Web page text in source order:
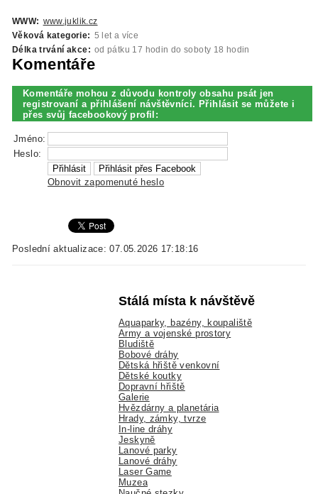
WWW: www.juklik.cz
Věková kategorie: 5 let a více
Délka trvání akce: od pátku 17 hodin do soboty 18 hodin
Komentáře
Komentáře mohou z důvodu kontroly obsahu psát jen
registrovaní a přihlášení návštěvníci. Přihlásit se můžete i
přes svůj facebookový profil:
Jméno:
Heslo:
Obnovit zapomenuté heslo
Poslední aktualizace: 07.05.2026 17:18:16
Stálá místa k návštěvě
Aquaparky, bazény, koupaliště
Army a vojenské prostory
Bludiště
Bobové dráhy
Dětská hřiště venkovní
Dětské koutky
Dopravní hřiště
Galerie
Hvězdárny a planetária
Hrady, zámky, tvrze
In-line dráhy
Jeskyně
Lanové parky
Lanové dráhy
Laser Game
Muzea